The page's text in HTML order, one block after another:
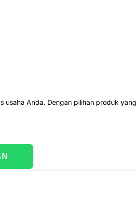
Anda. Dengan pilihan produk